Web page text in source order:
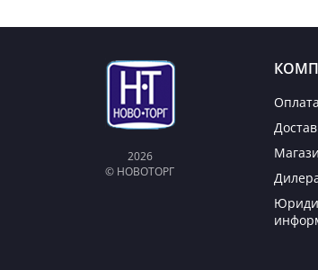
2026
© НОВОТОРГ
Оплата